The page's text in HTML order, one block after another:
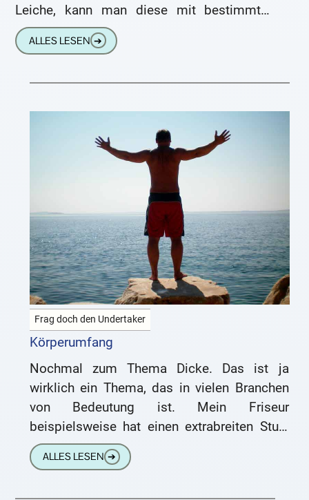
Leiche, kann man diese mit bestimmten
Mitteln wieder „hollywoodschön“
bekommen?
ALLES LESEN ➔
Frag doch den Undertaker
Körperumfang
Nochmal zum Thema Dicke. Das ist ja
wirklich ein Thema, das in vielen Branchen
von Bedeutung ist. Mein Friseur
beispielsweise hat einen extrabreiten Stuhl
angeschafft und mein Arzt besitzt jetzt
ALLES LESEN ➔